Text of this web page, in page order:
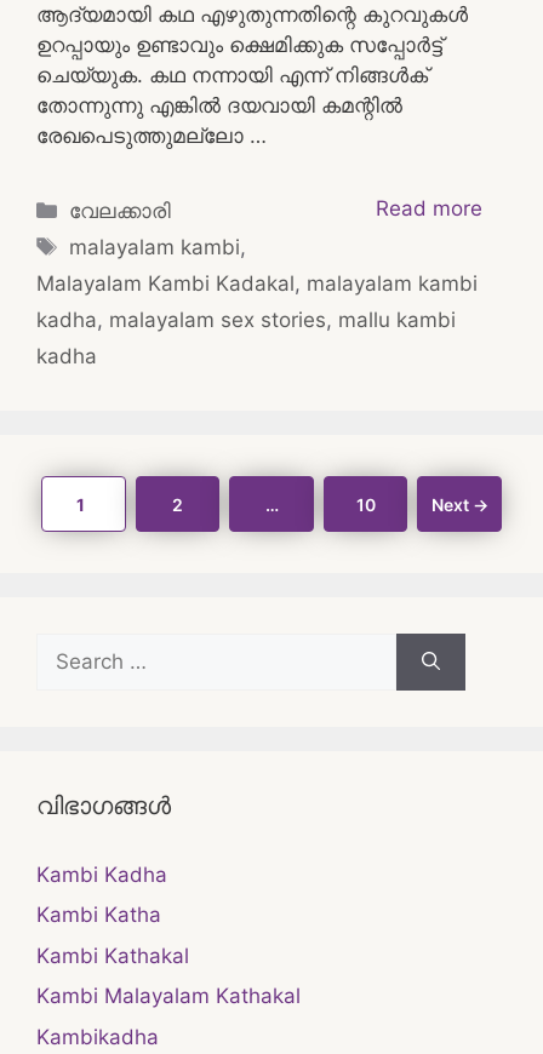
ആദ്യമായി കഥ എഴുതുന്നതിന്റെ കുറവുകൾ
ഉറപ്പായും ഉണ്ടാവും ക്ഷെമിക്കുക സപ്പോർട്ട്
ചെയ്യുക. കഥ നന്നായി എന്ന് നിങ്ങൾക്
തോന്നുന്നു എങ്കിൽ ദയവായി കമന്റിൽ
രേഖപെടുത്തുമല്ലോ …
Read more
Categories
വേലക്കാരി
Tags
malayalam kambi,
Malayalam Kambi Kadakal, malayalam kambi
kadha, malayalam sex stories, mallu kambi
kadha
Post
navigation
Page
1 Page
2 … Page
10 Next →
for:
വിഭാഗങ്ങൾ
Kambi Kadha
Kambi Katha
Kambi Kathakal
Kambi Malayalam Kathakal
Kambikadha